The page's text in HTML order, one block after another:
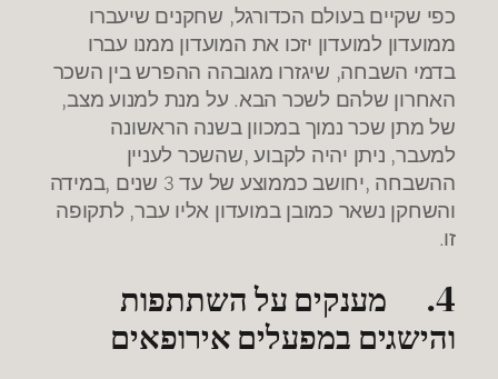
כפי שקיים בעולם הכדורגל, שחקנים שיעברו
ממועדון למועדון יזכו את המועדון ממנו עברו
בדמי השבחה, שיגזרו מגובהה ההפרש בין השכר
האחרון שלהם לשכר הבא. על מנת למנוע מצב,
של מתן שכר נמוך במכוון בשנה הראשונה
למעבר, ניתן יהיה לקבוע ,שהשכר לעניין
ההשבחה ,יחושב כממוצע של עד 3 שנים ,במידה
והשחקן נשאר כמובן במועדון אליו עבר, לתקופה
זו.
4. מענקים על השתתפות
והישגים במפעלים אירופאים